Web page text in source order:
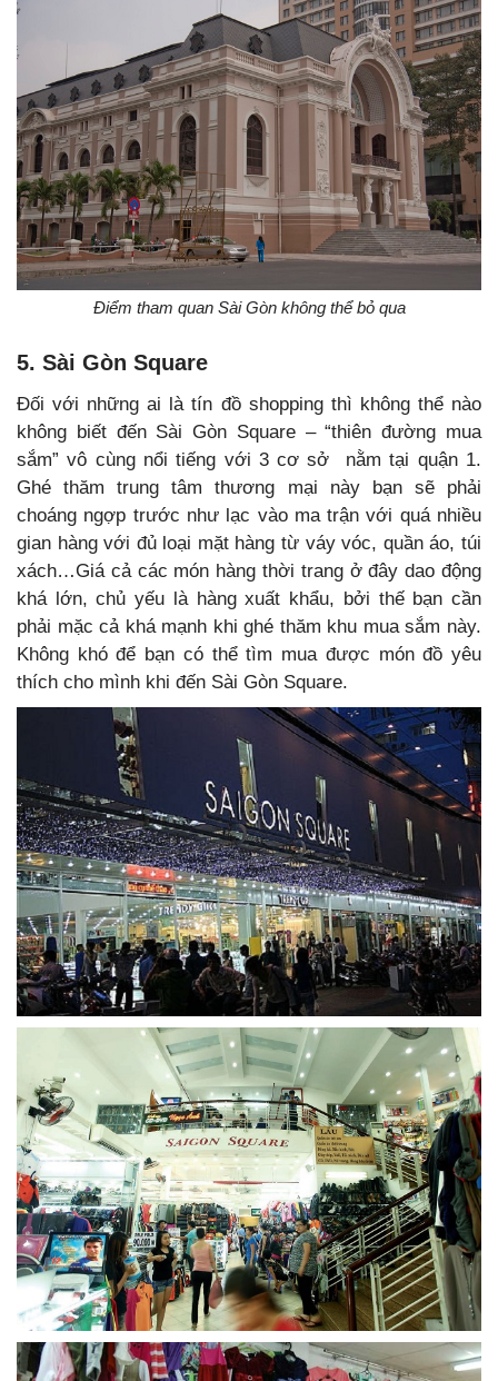
Điểm tham quan Sài Gòn không thể bỏ qua
5. Sài Gòn Square
Đối với những ai là tín đồ shopping thì không thể nào
không biết đến Sài Gòn Square – “thiên đường mua
sắm” vô cùng nổi tiếng với 3 cơ sở nằm tại quận 1.
Ghé thăm trung tâm thương mại này bạn sẽ phải
choáng ngợp trước như lạc vào ma trận với quá nhiều
gian hàng với đủ loại mặt hàng từ váy vóc, quần áo, túi
xách…Giá cả các món hàng thời trang ở đây dao động
khá lớn, chủ yếu là hàng xuất khẩu, bởi thế bạn cần
phải mặc cả khá mạnh khi ghé thăm khu mua sắm này.
Không khó để bạn có thể tìm mua được món đồ yêu
thích cho mình khi đến Sài Gòn Square.